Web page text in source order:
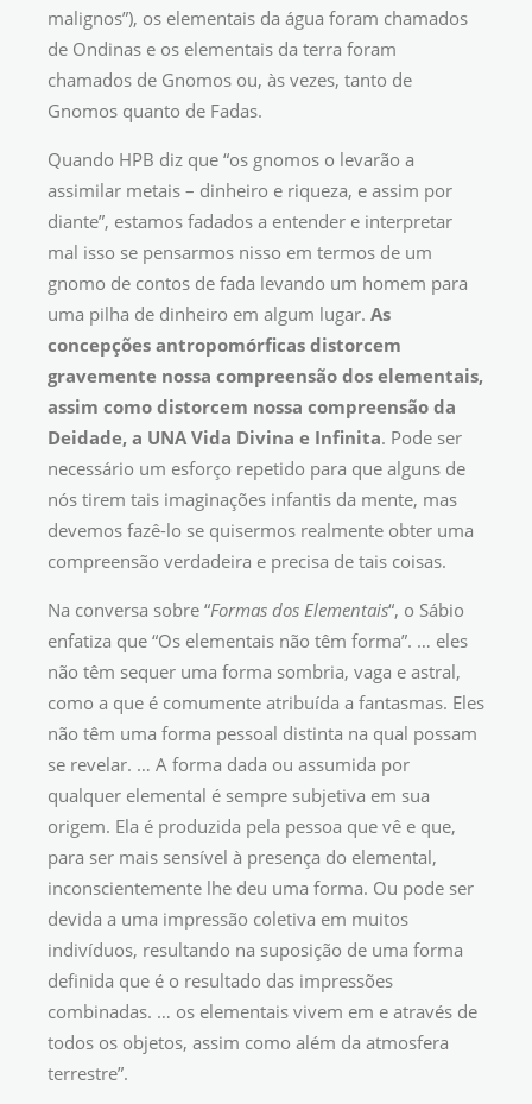
malignos”), os elementais da água foram chamados
de Ondinas e os elementais da terra foram
chamados de Gnomos ou, às vezes, tanto de
Gnomos quanto de Fadas.
Quando HPB diz que “os gnomos o levarão a
assimilar metais – dinheiro e riqueza, e assim por
diante”, estamos fadados a entender e interpretar
mal isso se pensarmos nisso em termos de um
gnomo de contos de fada levando um homem para
uma pilha de dinheiro em algum lugar. As
concepções antropomórficas distorcem
gravemente nossa compreensão dos elementais,
assim como distorcem nossa compreensão da
Deidade, a UNA Vida Divina e Infinita. Pode ser
necessário um esforço repetido para que alguns de
nós tirem tais imaginações infantis da mente, mas
devemos fazê-lo se quisermos realmente obter uma
compreensão verdadeira e precisa de tais coisas.
Na conversa sobre “Formas dos Elementais“, o Sábio
enfatiza que “Os elementais não têm forma”. … eles
não têm sequer uma forma sombria, vaga e astral,
como a que é comumente atribuída a fantasmas. Eles
não têm uma forma pessoal distinta na qual possam
se revelar. … A forma dada ou assumida por
qualquer elemental é sempre subjetiva em sua
origem. Ela é produzida pela pessoa que vê e que,
para ser mais sensível à presença do elemental,
inconscientemente lhe deu uma forma. Ou pode ser
devida a uma impressão coletiva em muitos
indivíduos, resultando na suposição de uma forma
definida que é o resultado das impressões
combinadas. … os elementais vivem em e através de
todos os objetos, assim como além da atmosfera
terrestre”.